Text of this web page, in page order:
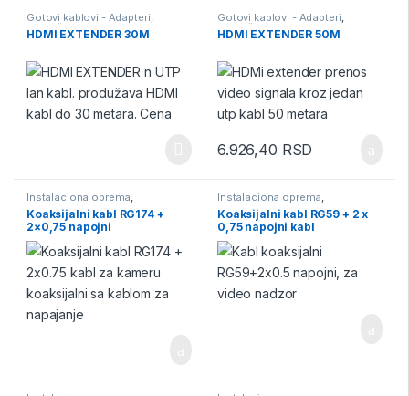
Gotovi kablovi - Adapteri,
Priključni kablovi - extenderi -
konventori
HDMI EXTENDER 30M
Gotovi kablovi - Adapteri,
Priključni kablovi - extenderi -
konventori
HDMI EXTENDER 50M
6.926,40 RSD
Instalaciona oprema
instalaciona oprema za video
nadzor,Kablovi,Kablovi za video
nadzor,Video Nadzor
Koaksijalni kabl RG174 +
2×0,75 napojni
Instalaciona oprema
instalaciona oprema za video
nadzor,Kablovi,Kablovi za video
nadzor,Video Nadzor
Koaksijalni kabl RG59 + 2 x
0,75 napojni kabl